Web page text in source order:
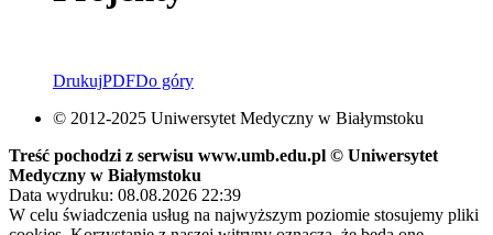
DrukujPDFDo góry
© 2012-2025 Uniwersytet Medyczny w Białymstoku
Treść pochodzi z serwisu www.umb.edu.pl © Uniwersytet
Medyczny w Białymstoku
Data wydruku: 08.08.2026 22:39
W celu świadczenia usług na najwyższym poziomie stosujemy pliki